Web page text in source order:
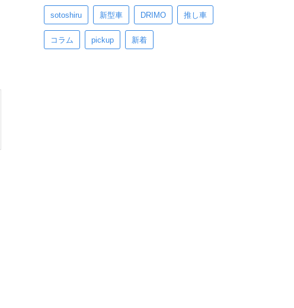
sotoshiru 新型車 DRIMO 推し車
コラム pickup 新着